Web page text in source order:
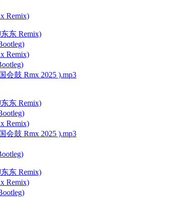
Remix)
东 Remix)
Remix)
会鼓 Rmx 2025 ).mp3
东 Remix)
Remix)
会鼓 Rmx 2025 ).mp3
东 Remix)
Remix)